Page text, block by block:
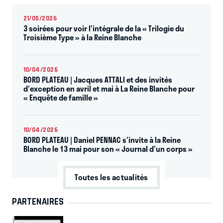
le Master Affaires Internationales 212 de Dauphine. Il est
fondateur et directeur du Groupement de Recherches
Service auprès du Premier Ministre (1995−2007) et
consultant auprès de l’OCDE, de l’ONU, et de la Banque
Mondiale.
mondialisation, l’intégra¬tion européenne, la
compétitivité des territoires, les délocalisations et
relo¬calisations des activités, les migrations
internationales et le développement des pays de la région
Moyen Orient Afrique du Nord. Il est notamment l’au¬teur
d’une centaine d’articles publiés dans des revues
académiques inter¬nationales et françaises et d’une
vingtaine d’ouvrages.
21/05/2026
3 soirées pour voir l'intégrale de la « Trilogie du
Troisième Type » à la Reine Blanche
10/04/2026
BORD PLATEAU | Jacques ATTALI et des invités
d'exception en avril et mai à La Reine Blanche pour
« Enquête de famille »
10/04/2026
BORD PLATEAU | Daniel PENNAC s'invite à la Reine
Blanche le 13 mai pour son « Journal d'un corps »
Toutes les actualités
PARTENAIRES